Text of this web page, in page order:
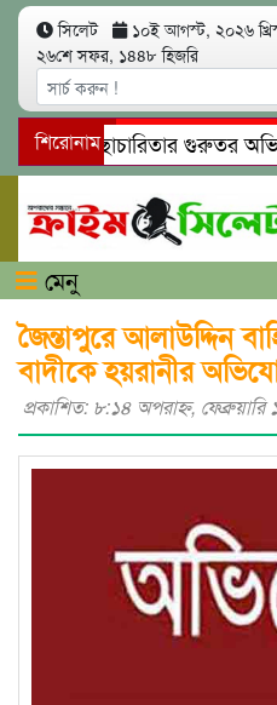
সিলেট ১০ই আগস্ট, ২০২৬
২৬শে সফর, ১৪৪৮ হিজরি
শিরোনাম
ও স্বেচ্ছাচারিতার গুরুতর
দলিল ফাঁস
মেনু
জৈন্তাপুরে আলাউদ্দিন
বাদীকে হয়রানীর
প্রকাশিত: ৮:১৪ অপরাহ্ণ,